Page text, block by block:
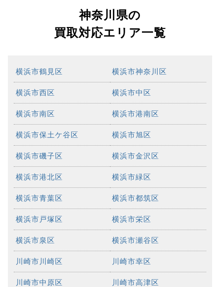
神奈川県の
買取対応エリア一覧
横浜市鶴見区 横浜市神奈川区
横浜市西区 横浜市中区
横浜市南区 横浜市港南区
横浜市保土ケ谷区 横浜市旭区
横浜市磯子区 横浜市金沢区
横浜市港北区 横浜市緑区
横浜市青葉区 横浜市都筑区
横浜市戸塚区 横浜市栄区
横浜市泉区 横浜市瀬谷区
川崎市川崎区 川崎市幸区
川崎市中原区 川崎市高津区